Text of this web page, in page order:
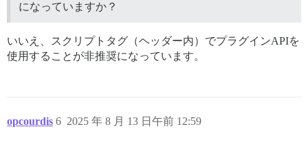
になっていますか？
いいえ、スクリプトタグ（ヘッダー内）でプラグインAPIを
使用することが非推奨になっています。
opcourdis 2025 年 8 月 13 日午前 12:59
6